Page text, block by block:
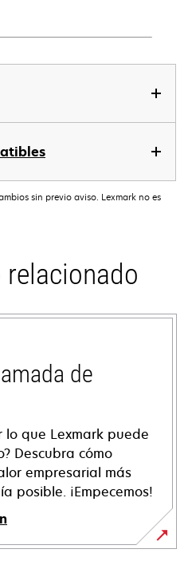
sin previo aviso. Lexmark no es
relacionado
de
lo que Lexmark puede
Descubra cómo
empresarial más
posible. ¡Empecemos!